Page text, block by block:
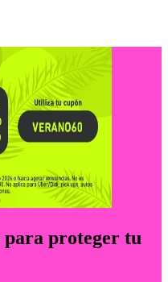
para proteger tu